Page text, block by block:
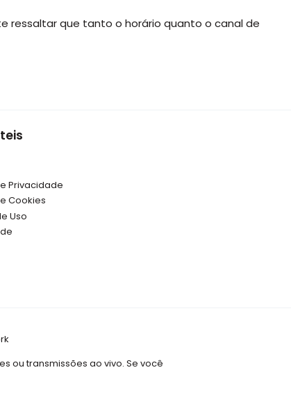
ressaltar que tanto o horário quanto o canal de
Privacidade
Cookies
Uso
ou transmissões ao vivo. Se você